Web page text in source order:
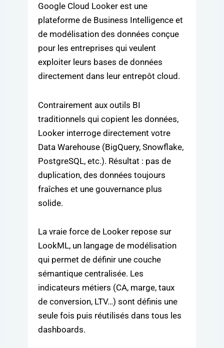
Google Cloud Looker est une
plateforme de Business Intelligence et
de modélisation des données conçue
pour les entreprises qui veulent
exploiter leurs bases de données
directement dans leur entrepôt cloud.
Contrairement aux outils BI
traditionnels qui copient les données,
Looker interroge directement votre
Data Warehouse (BigQuery, Snowflake,
PostgreSQL, etc.). Résultat : pas de
duplication, des données toujours
fraîches et une gouvernance plus
solide.
La vraie force de Looker repose sur
LookML, un langage de modélisation
qui permet de définir une couche
sémantique centralisée. Les
indicateurs métiers (CA, marge, taux
de conversion, LTV…) sont définis une
seule fois puis réutilisés dans tous les
dashboards.